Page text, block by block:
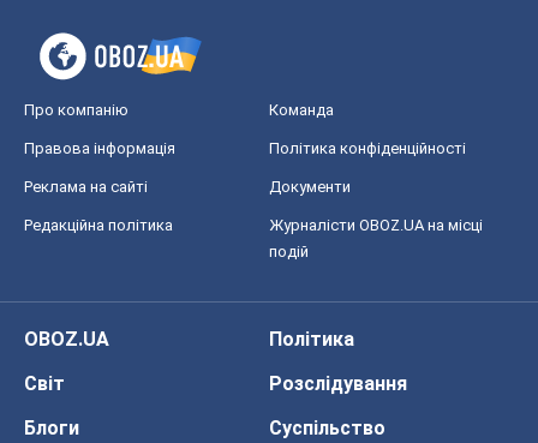
Про компанію Команда
Правова інформація Політика конфіденційності
Реклама на сайті Документи
Редакційна політика
Журналісти OBOZ.UA на місці
подій
OBOZ.UA
Політика
Світ
Розслідування
Блоги
Суспільство